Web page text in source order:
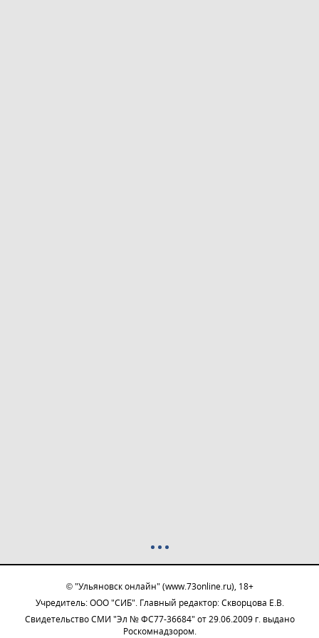
© "Ульяновск онлайн" (www.73online.ru), 18+
Учредитель: ООО "СИБ". Главный редактор: Скворцова Е.В.
Свидетельство СМИ "Эл № ФС77-36684" от 29.06.2009 г. выдано
Роскомнадзором.